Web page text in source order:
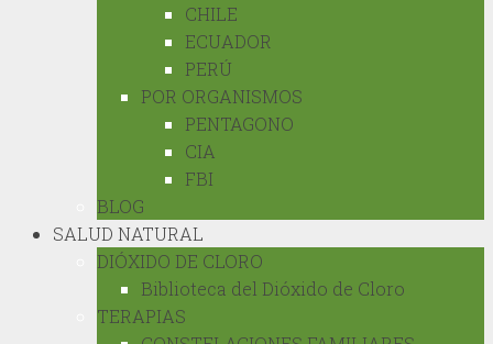
CHILE
ECUADOR
PERÚ
POR ORGANISMOS
PENTAGONO
CIA
FBI
BLOG
SALUD NATURAL
DIÓXIDO DE CLORO
Biblioteca del Dióxido de Cloro
TERAPIAS